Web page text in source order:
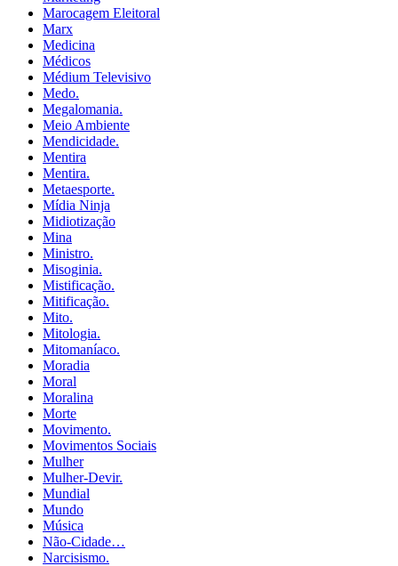
Marocagem Eleitoral
Marx
Medicina
Médicos
Médium Televisivo
Medo.
Megalomania.
Meio Ambiente
Mendicidade.
Mentira
Mentira.
Metaesporte.
Mídia Ninja
Midiotização
Mina
Ministro.
Misoginia.
Mistificação.
Mitificação.
Mito.
Mitologia.
Mitomaníaco.
Moradia
Moral
Moralina
Morte
Movimento.
Movimentos Sociais
Mulher
Mulher-Devir.
Mundial
Mundo
Música
Não-Cidade…
Narcisismo.